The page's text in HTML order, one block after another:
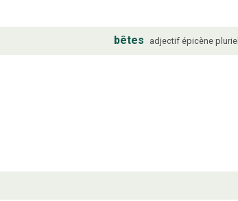
bêtes adjectif épicène pluriel